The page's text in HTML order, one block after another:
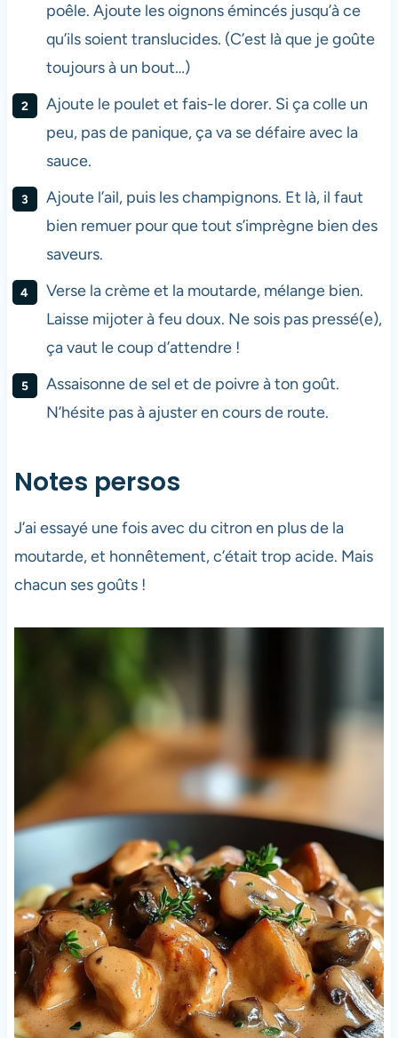
poêle. Ajoute les oignons émincés jusqu’à ce
qu’ils soient translucides. (C’est là que je goûte
toujours à un bout…)
Ajoute le poulet et fais-le dorer. Si ça colle un
peu, pas de panique, ça va se défaire avec la
sauce.
Ajoute l’ail, puis les champignons. Et là, il faut
bien remuer pour que tout s’imprègne bien des
saveurs.
Verse la crème et la moutarde, mélange bien.
Laisse mijoter à feu doux. Ne sois pas pressé(e),
ça vaut le coup d’attendre !
Assaisonne de sel et de poivre à ton goût.
N’hésite pas à ajuster en cours de route.
Notes persos
J’ai essayé une fois avec du citron en plus de la
moutarde, et honnêtement, c’était trop acide. Mais
chacun ses goûts !